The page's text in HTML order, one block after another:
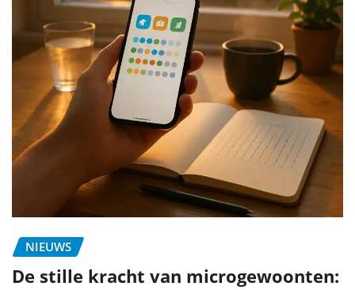
NIEUWS
De stille kracht van microgewoonten: